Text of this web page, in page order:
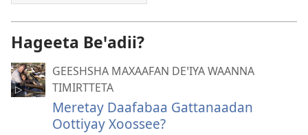
Hageeta Beꞌadii?
GEESHSHA MAXAAFAN DEꞌIYA WAANNA
TIMIRTTETA
Meretay Daafabaa Gattanaadan
Oottiyay Xoossee?